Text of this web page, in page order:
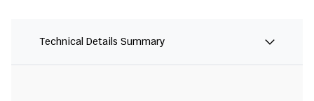
Technical Details Summary